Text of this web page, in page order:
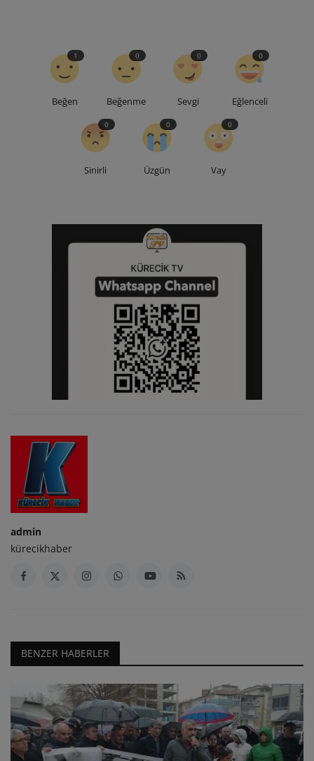
Beğen
1
Beğenme
0
Sevgi
0
Eğlenceli
0
Sinirli
0
Üzgün
0
Vay
0
admin
kürecikhaber
BENZER HABERLER